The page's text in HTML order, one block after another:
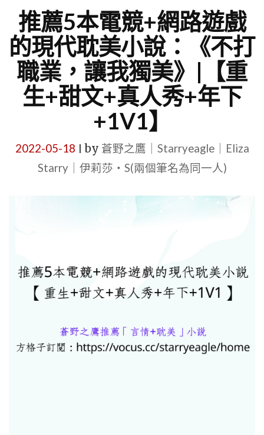
推薦5本電競+網路遊戲
的現代耽美小說：《不打
職業，讓我獨美》|【重
生+甜文+真人秀+年下
+1V1】
2022-05-18 by 蒼野之鷹｜Starryeagle｜Eliza
Starry｜伊莉莎・S(兩個筆名為同一人)